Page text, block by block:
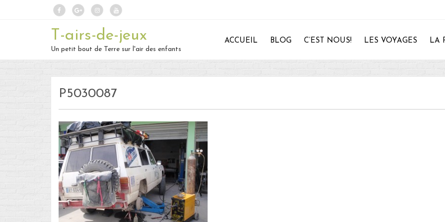
T-airs-de-jeux
Un petit bout de Terre sur l'air des enfants
ACCUEIL BLOG C’EST NOUS! LES VOYAGES LA
P5030087